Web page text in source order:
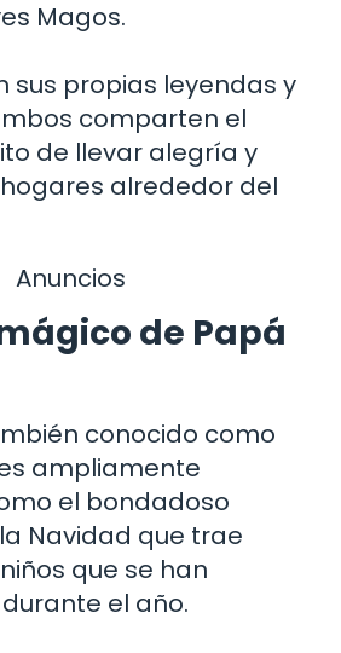
Magos.
sus propias leyendas y
comparten el
de llevar alegría y
alrededor del
Anuncios
de Papá
conocido como
ampliamente
el bondadoso
Navidad que trae
que se han
el año.